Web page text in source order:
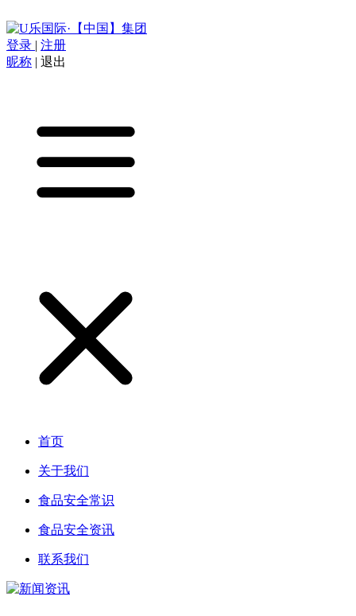
登录 | 注册
昵称 | 退出
首页
关于我们
食品安全常识
食品安全资讯
联系我们